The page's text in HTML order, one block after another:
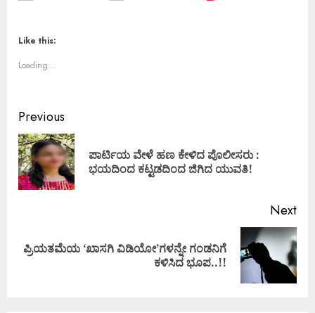
Like this:
Loading...
Previous
ಪಾರ್ಟಿಯ ವೇಳೆ ಹಣ ಕೇಳಿದ ಪೊಲೀಸರು :
ಭಯದಿಂದ ಕಟ್ಟಡದಿಂದ ಜಿಗಿದ ಯುವತಿ!
Next
ಪ್ರಿಯತಮೆಯ ‘ಖಾಸಗಿ ವಿಡಿಯೋ’ಗಳನ್ನೇ ಗಂಡನಿಗೆ
ಕಳಿಸಿದ ಭೂಪ..!!